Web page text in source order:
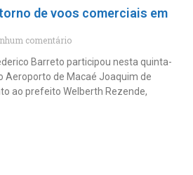
de voos comerciais em
comentário
Barreto participou nesta quinta-
Aeroporto de Macaé Joaquim de
ao prefeito Welberth Rezende,